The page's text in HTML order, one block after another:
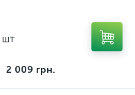
шт
2 009 грн.
5